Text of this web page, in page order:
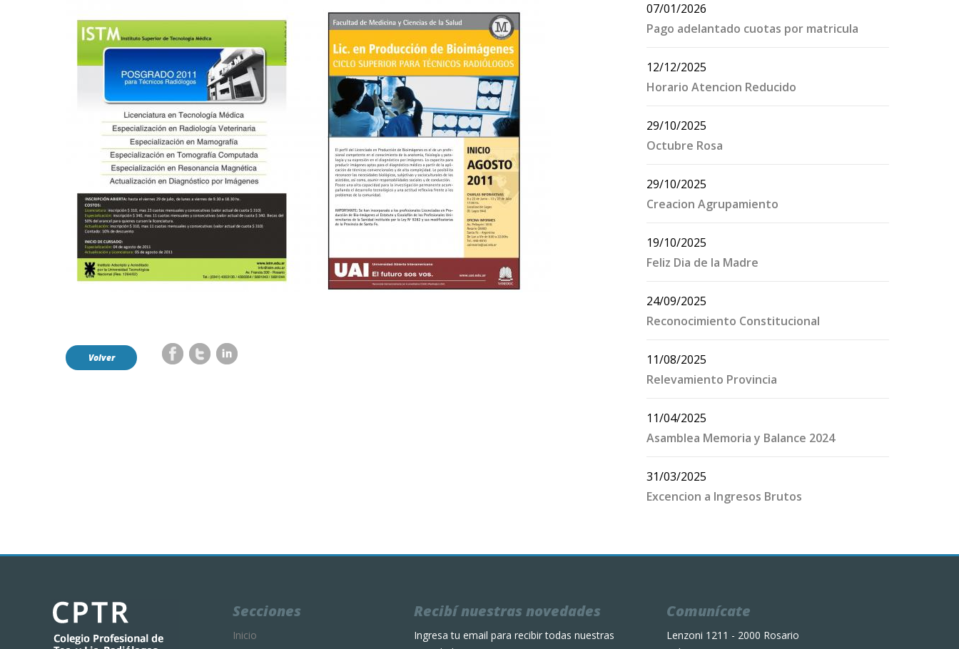
Volver
07/01/2026
Pago adelantado cuotas por matricula
12/12/2025
Horario Atencion Reducido
29/10/2025
Octubre Rosa
29/10/2025
Creacion Agrupamiento
19/10/2025
Feliz Dia de la Madre
24/09/2025
Reconocimiento Constitucional
11/08/2025
Relevamiento Provincia
11/04/2025
Asamblea Memoria y Balance 2024
31/03/2025
Excencion a Ingresos Brutos
Secciones
Inicio
Recibí nuestras novedades
Ingresa tu email para recibir todas nuestras
Comunícate
Lenzoni 1211 - 2000 Rosario